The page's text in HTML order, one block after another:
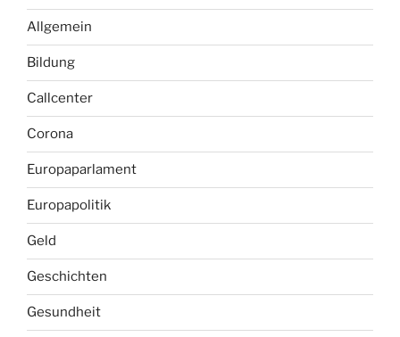
Allgemein
Bildung
Callcenter
Corona
Europaparlament
Europapolitik
Geld
Geschichten
Gesundheit